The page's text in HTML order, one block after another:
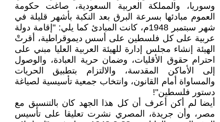
وسوريا، والمملكة العربية السعودية، صاغت حكومة
العموم مبادئها بسرعة البرق بعد النكبة بأشهر قليلة في
شهر سبتمبر 1948م، كانت المبادئ كما يلي: "إقامة دولة
عربية على كل فلسطين على أسس ديموقراطية، أقرتْ
الهيئة إنشاء مجلس إدارة للهيئة العربية العليا مبني على
احترام حقوق الأقليات، وضمان حرية العبادة، والوصول
إلى الأماكن المقدسة، والالتزام بتطبيق الحريات
والمساواة أمام القانون، وانتخاب جمعية تأسيسية لصياغة
دستور فلسطين"!
أيضا لم أكن أعرف أن كل هذا الجهد كان بالتنسيق مع
مصر، وأن جريدة، المصري نشرت تعليقا على تأسيس